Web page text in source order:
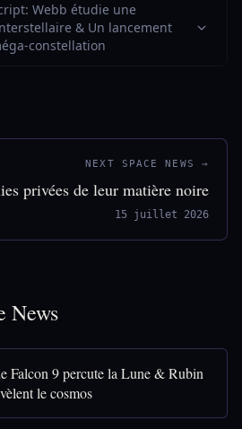
Webb étudie une
& Un lancement
constellation
NEXT SPACE NEWS →
privées de leur matière noire
15 juillet 2026
News
Falcon 9 percute la Lune & Rubin
le cosmos